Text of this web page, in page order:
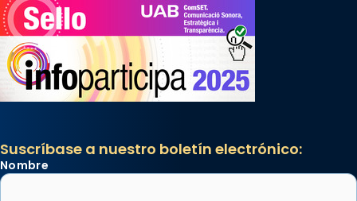
Suscríbase a nuestro boletín electrónico:
Nombre